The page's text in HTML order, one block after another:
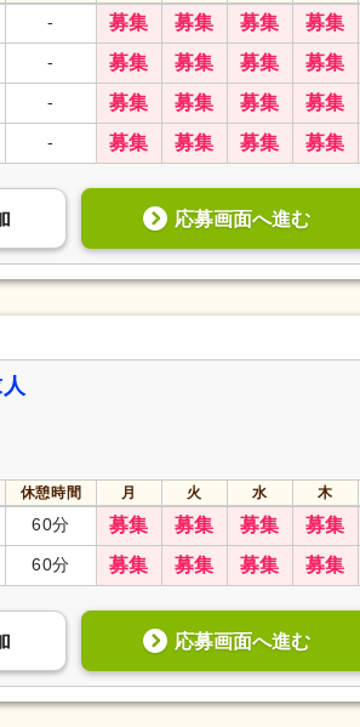
- 募集 募集 募集 募集
- 募集 募集 募集 募集
- 募集 募集 募集 募集
- 募集 募集 募集 募集
応募画面へ進む
休憩時間 月 火 水 木
60分 募集 募集 募集 募集
60分 募集 募集 募集 募集
応募画面へ進む